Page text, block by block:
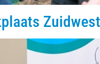
Zuidwest